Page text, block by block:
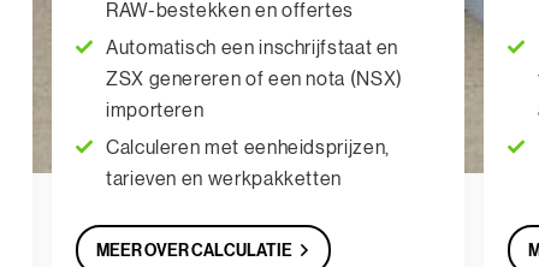
bestekken en offertes
een inschrijfstaat en
genereren of een nota (NSX)
met eenheidsprijzen,
en werkpakketten
OVER CALCULATIE
RAW-
In één
termijnstaten
afrekening
Eenvoudig
MEER OVER